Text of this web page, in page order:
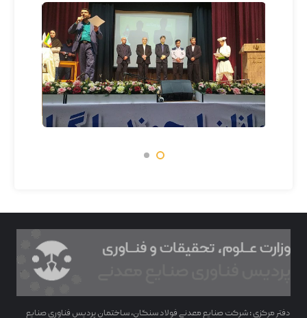
دفتر مرکزی : شرکت صنایع معدنی فولاد سنگان، ساختمان پردیس فناوری صنایع